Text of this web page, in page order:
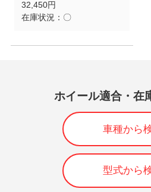
32,450円
在庫状況： 〇
ホイール適合・在
車種から
型式から